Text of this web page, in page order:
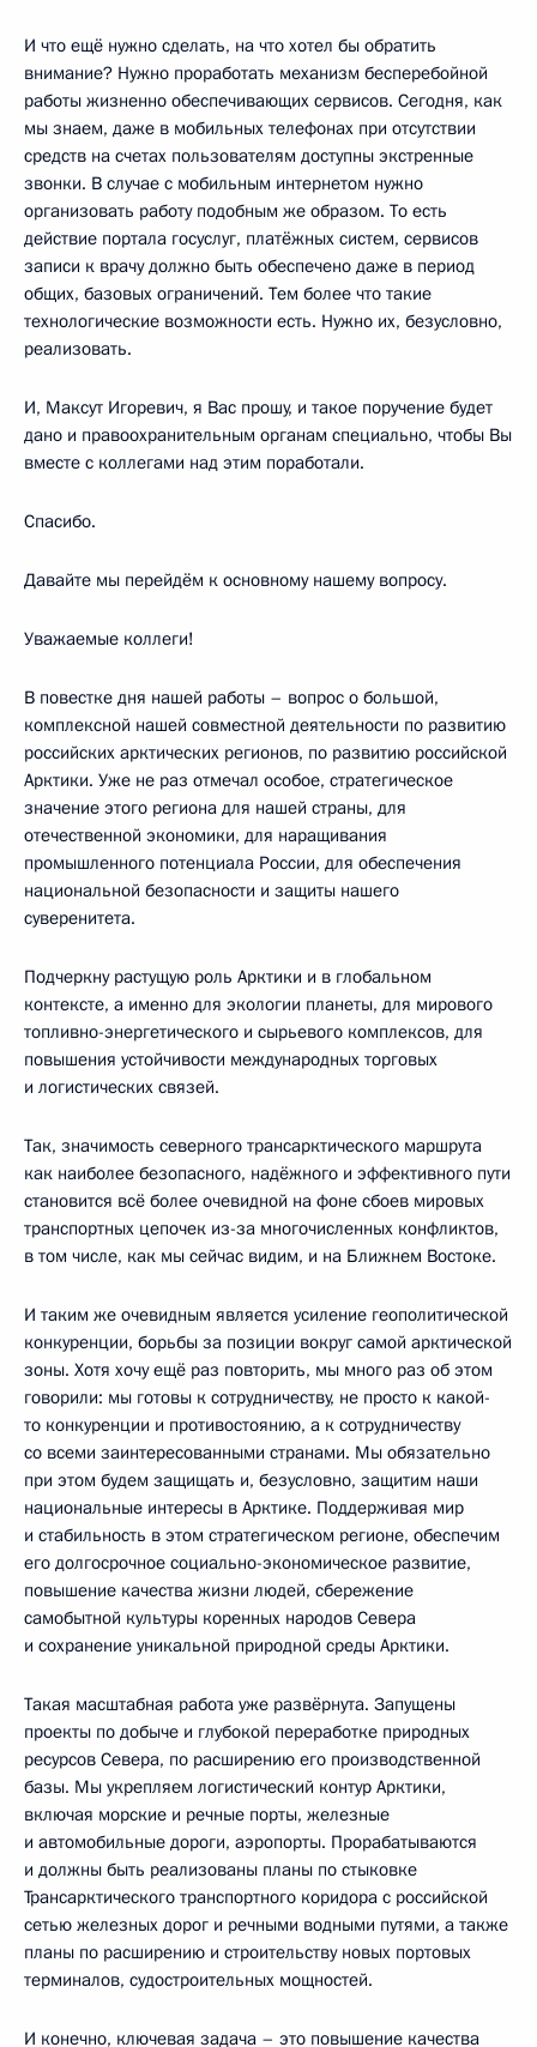
И что ещё нужно сделать, на что хотел бы обратить
внимание? Нужно проработать механизм бесперебойной
работы жизненно обеспечивающих сервисов. Сегодня, как
мы знаем, даже в мобильных телефонах при отсутствии
средств на счетах пользователям доступны экстренные
звонки. В случае с мобильным интернетом нужно
организовать работу подобным же образом. То есть
действие портала госуслуг, платёжных систем, сервисов
записи к врачу должно быть обеспечено даже в период
общих, базовых ограничений. Тем более что такие
технологические возможности есть. Нужно их, безусловно,
реализовать.
И, Максут Игоревич, я Вас прошу, и такое поручение будет
дано и правоохранительным органам специально, чтобы Вы
вместе с коллегами над этим поработали.
Спасибо.
Давайте мы перейдём к основному нашему вопросу.
Уважаемые коллеги!
В повестке дня нашей работы – вопрос о большой,
комплексной нашей совместной деятельности по развитию
российских арктических регионов, по развитию российской
Арктики. Уже не раз отмечал особое, стратегическое
значение этого региона для нашей страны, для
отечественной экономики, для наращивания
промышленного потенциала России, для обеспечения
национальной безопасности и защиты нашего
суверенитета.
Подчеркну растущую роль Арктики и в глобальном
контексте, а именно для экологии планеты, для мирового
топливно-энергетического и сырьевого комплексов, для
повышения устойчивости международных торговых
и логистических связей.
Так, значимость северного трансарктического маршрута
как наиболее безопасного, надёжного и эффективного пути
становится всё более очевидной на фоне сбоев мировых
транспортных цепочек из-за многочисленных конфликтов,
в том числе, как мы сейчас видим, и на Ближнем Востоке.
И таким же очевидным является усиление геополитической
конкуренции, борьбы за позиции вокруг самой арктической
зоны. Хотя хочу ещё раз повторить, мы много раз об этом
говорили: мы готовы к сотрудничеству, не просто к какой-
то конкуренции и противостоянию, а к сотрудничеству
со всеми заинтересованными странами. Мы обязательно
при этом будем защищать и, безусловно, защитим наши
национальные интересы в Арктике. Поддерживая мир
и стабильность в этом стратегическом регионе, обеспечим
его долгосрочное социально-экономическое развитие,
повышение качества жизни людей, сбережение
самобытной культуры коренных народов Севера
и сохранение уникальной природной среды Арктики.
Такая масштабная работа уже развёрнута. Запущены
проекты по добыче и глубокой переработке природных
ресурсов Севера, по расширению его производственной
базы. Мы укрепляем логистический контур Арктики,
включая морские и речные порты, железные
и автомобильные дороги, аэропорты. Прорабатываются
и должны быть реализованы планы по стыковке
Трансарктического транспортного коридора с российской
сетью железных дорог и речными водными путями, а также
планы по расширению и строительству новых портовых
терминалов, судостроительных мощностей.
И конечно, ключевая задача – это повышение качества